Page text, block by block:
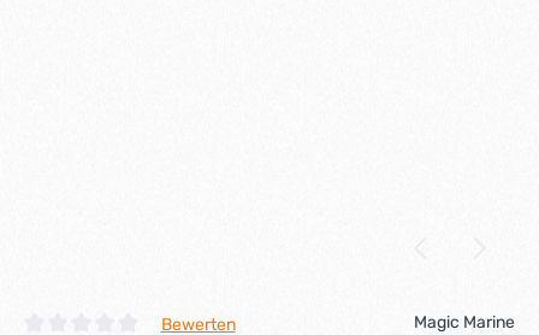
Bewerten Magic Marine